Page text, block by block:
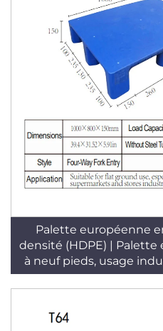
Palette européenne
densité (HDPE) |
à neuf pieds, usage
1000 × 800 × 150
directions,